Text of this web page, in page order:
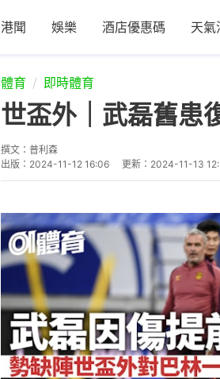
港聞 娛樂 酒店優惠碼 天氣
體育 即時體育
世盃外｜武磊舊
撰文： 普利森
出版： 2024-11-12 16:06 更新： 2024-11-13